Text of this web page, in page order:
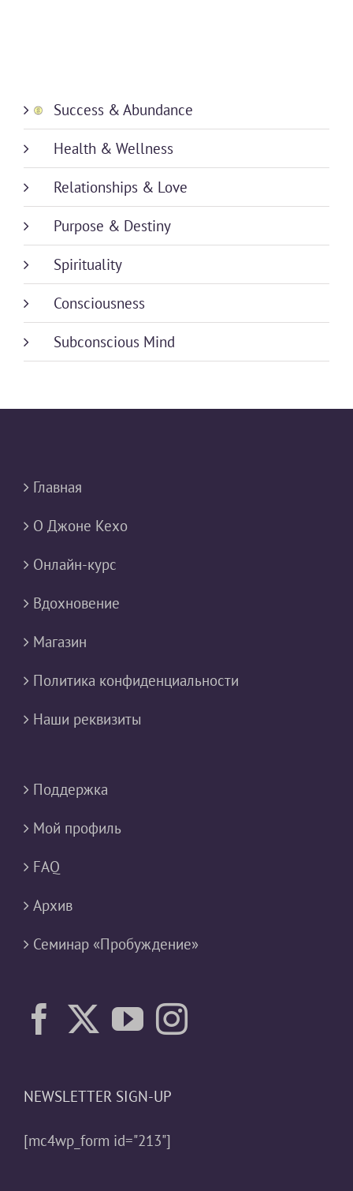
Success & Abundance
Health & Wellness
Relationships & Love
Purpose & Destiny
Spirituality
Consciousness
Subconscious Mind
Главная
О Джоне Кехо
Онлайн-курс
Вдохновение
Магазин
Политика конфиденциальности
Наши реквизиты
Поддержка
Мой профиль
FAQ
Архив
Семинар «Пробуждение»
NEWSLETTER SIGN-UP
[mc4wp_form id="213"]